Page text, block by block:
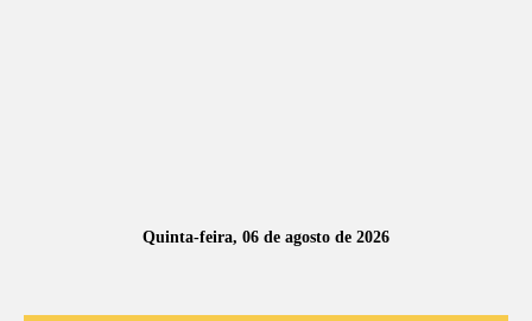
Quinta-feira, 06 de agosto de 2026